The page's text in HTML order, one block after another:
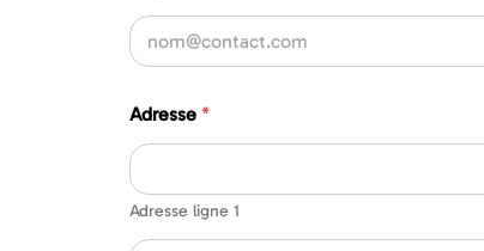
Adresse *
Adresse ligne 1